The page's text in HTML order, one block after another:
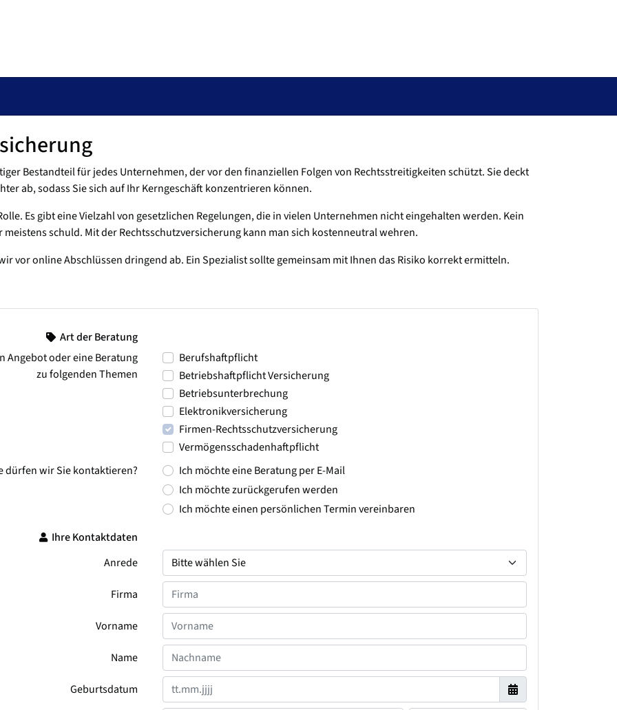
Bestandteil für jedes Unternehmen, der vor den finanziellen Folgen von Rechtsstreitigkeiten schützt. Sie deckt
ab, sodass Sie sich auf Ihr Kerngeschäft konzentrieren können.
Es gibt eine Vielzahl von gesetzlichen Regelungen, die in vielen Unternehmen nicht eingehalten werden. Kein
schuld. Mit der Rechtsschutzversicherung kann man sich kostenneutral wehren.
vor online Abschlüssen dringend ab. Ein Spezialist sollte gemeinsam mit Ihnen das Risiko korrekt ermitteln.
Art der Beratung
Angebot oder eine Beratung
zu folgenden Themen
Berufshaftpflicht
Betriebshaftpflicht Versicherung
Betriebsunterbrechung
Elektronikversicherung
Firmen-Rechtsschutzversicherung
Vermögensschadenhaftpflicht
dürfen wir Sie kontaktieren?
Ich möchte eine Beratung per E-Mail
Ich möchte zurückgerufen werden
Ich möchte einen persönlichen Termin vereinbaren
Ihre Kontaktdaten
Anrede
Firma
Vorname
Name
Geburtsdatum